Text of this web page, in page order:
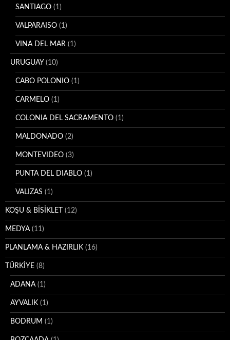
SANTIAGO (1)
VALPARAISO (1)
VINA DEL MAR (1)
URUGUAY (10)
CABO POLONIO (1)
CARMELO (1)
COLONIA DEL SACRAMENTO (1)
MALDONADO (2)
MONTEVIDEO (3)
PUNTA DEL DIABLO (1)
VALIZAS (1)
KOŞU & BİSİKLET (12)
MEDYA(11)
PLANLAMA & HAZIRLIK (16)
TÜRKİYE (8)
ADANA(1)
AYVALIK (1)
BODRUM (1)